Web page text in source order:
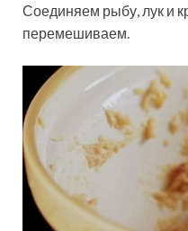
Соединяем рыбу, лук и
перемешиваем.